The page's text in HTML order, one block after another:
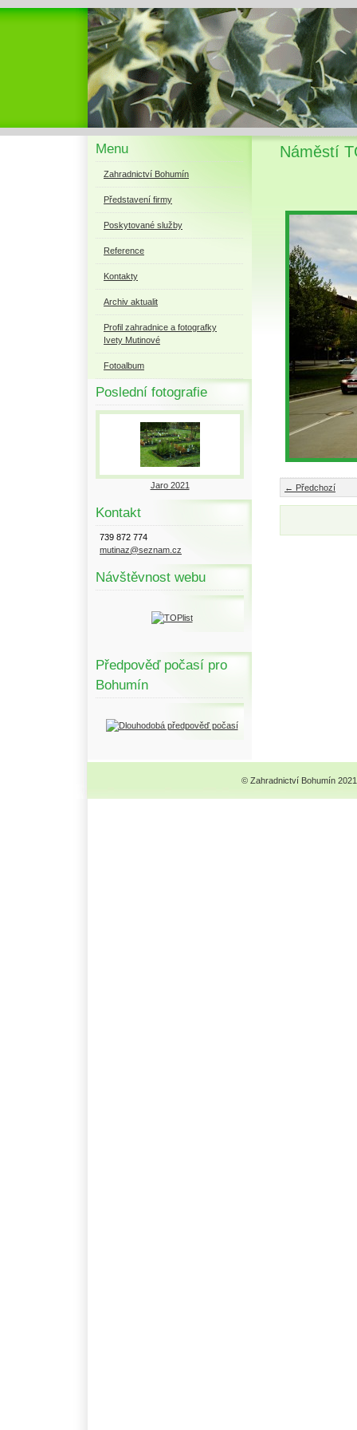
Menu
Zahradnictví Bohumín
Představení firmy
Poskytované služby
Reference
Kontakty
Archiv aktualit
Profil zahradnice a fotografky
Ivety Mutinové
Fotoalbum
Poslední fotografie
Jaro 2021
Kontakt
739 872 774
mutinaz@seznam.cz
Návštěvnost webu
Předpověď počasí pro
Bohumín
Náměstí
← Předchozí
© Zahradnictví Bohumín